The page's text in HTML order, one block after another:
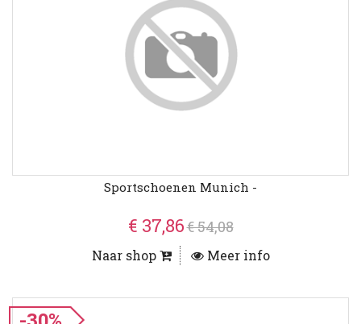
Sportschoenen Munich -
€ 37,86€ 54,08
Naar shop Meer info